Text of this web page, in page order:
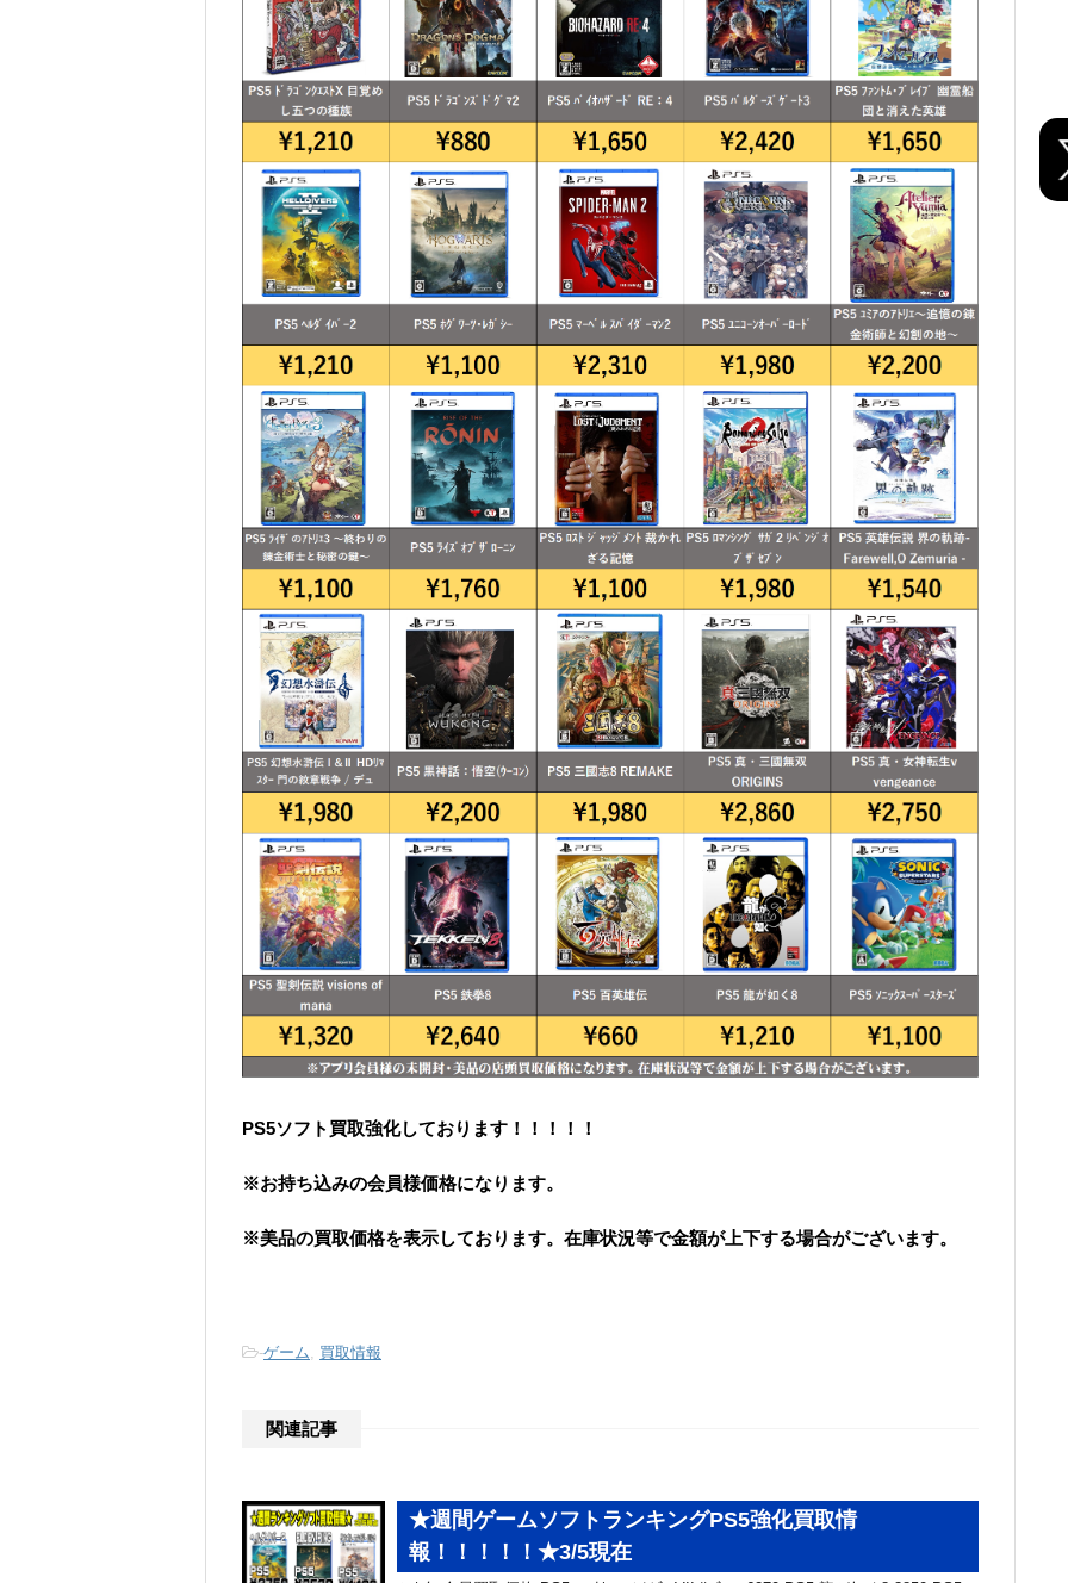
PS5ソフト買取強化しております！！！！！
※お持ち込みの会員様価格になります。
※美品の買取価格を表示しております。 在庫状況等で金額が上下する場合がございます。
-ゲーム, 買取情報
関連記事
★週間ゲームソフトランキングPS5強化買取情
報！！！！！★3/5現在